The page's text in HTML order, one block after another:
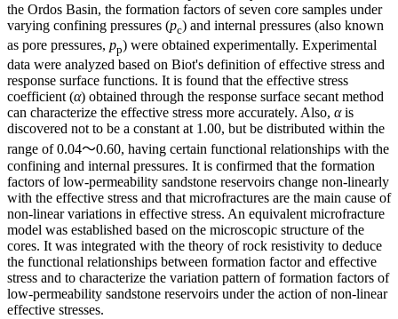
the Ordos Basin, the formation factors of seven core samples under
varying confining pressures (pc) and internal pressures (also known
as pore pressures, pp) were obtained experimentally. Experimental
data were analyzed based on Biot's definition of effective stress and
response surface functions. It is found that the effective stress
coefficient (α) obtained through the response surface secant method
can characterize the effective stress more accurately. Also, αis
discovered not to be a constant at 1.00, but be distributed within the
range of 0.04～0.60, having certain functional relationships with the
confining and internal pressures. It is confirmed that the formation
factors of low-permeability sandstone reservoirs change non-linearly
with the effective stress and that microfractures are the main cause of
non-linear variations in effective stress. An equivalent microfracture
model was established based on the microscopic structure of the
cores. It was integrated with the theory of rock resistivity to deduce
the functional relationships between formation factor and effective
stress and to characterize the variation pattern of formation factors of
low-permeability sandstone reservoirs under the action of non-linear
effective stresses.